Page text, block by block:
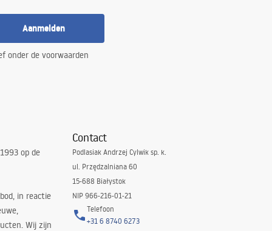
Aanmelden
onder de voorwaarden
op de
in reactie
Wij zijn
Contact
Podlasiak Andrzej Cylwik sp. k.
ul. Przędzalniana 60
15-688 Białystok
NIP 966-216-01-21
Telefoon
+31 6 8740 6273